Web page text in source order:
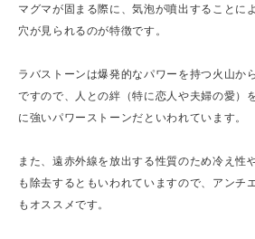
マグマが固まる際に、気泡が噴出することに
穴が見られるのが特徴です。
ラバストーンは爆発的なパワーを持つ火山か
ですので、人との絆（特に恋人や夫婦の愛）
に強いパワーストーンだといわれています。
また、遠赤外線を放出する性質のため冷え性
も除去するともいわれていますので、アンチ
もオススメです。